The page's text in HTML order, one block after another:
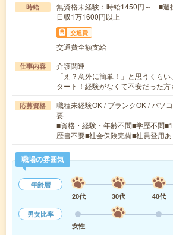
時給
無資格未経験：時給1450円～ ■
日収1万1600円以上
交通費
交通費全額支給
仕事内容
介護関連
「え？意外に簡単！」と思うくら
タート！経験がなくて不安だった
応募資格
職種未経験OK / ブランクOK / パソ
要
■資格・経験・年齢不問■学歴不問
歴書不要■社会保険完備■社員登用
職場の雰囲気
年齢層
20代
30代 40代
男女比率
女性